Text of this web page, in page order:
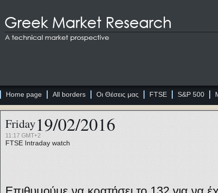
Home page All borders Οι Θέσεις μας FTSE S&P 500
Friday19/02/2016
11:17 GMT+2
FTSE Intraday watch